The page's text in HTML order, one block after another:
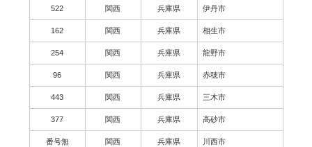
522 関西 兵庫県 伊丹市
162 関西 兵庫県 相生市
254 関西 兵庫県 龍野市
96 関西 兵庫県 赤穂市
443 関西 兵庫県 三木市
377 関西 兵庫県 高砂市
番号無 関西 兵庫県 川西市